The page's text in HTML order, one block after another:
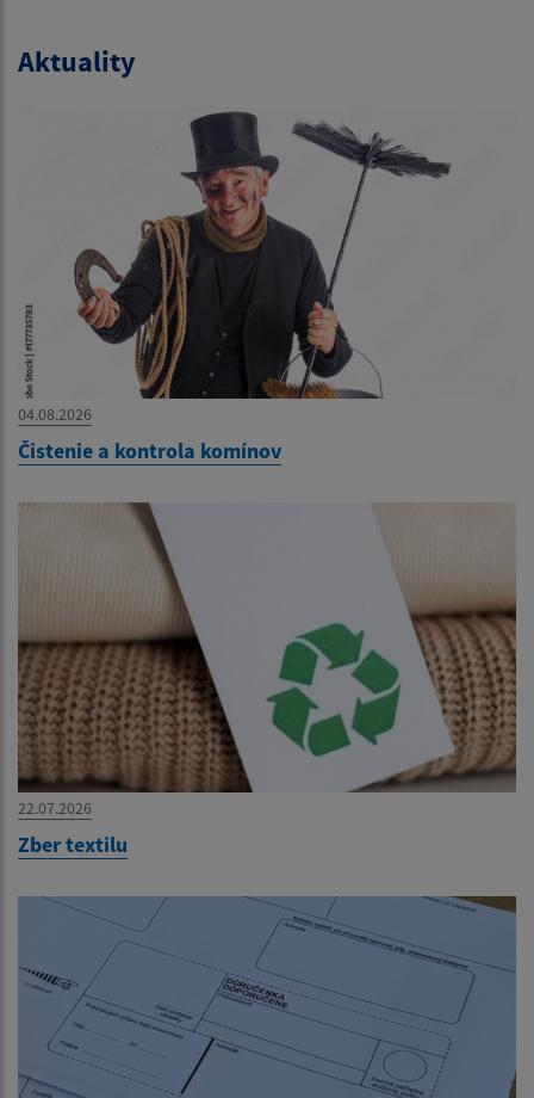
Aktuality
04.08.2026
Čistenie a kontrola komínov
22.07.2026
Zber textilu